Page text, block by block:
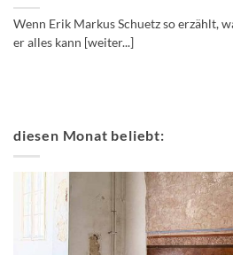
Wenn Erik Markus Schuetz so erzählt,
er alles kann [weiter...]
diesen Monat beliebt: